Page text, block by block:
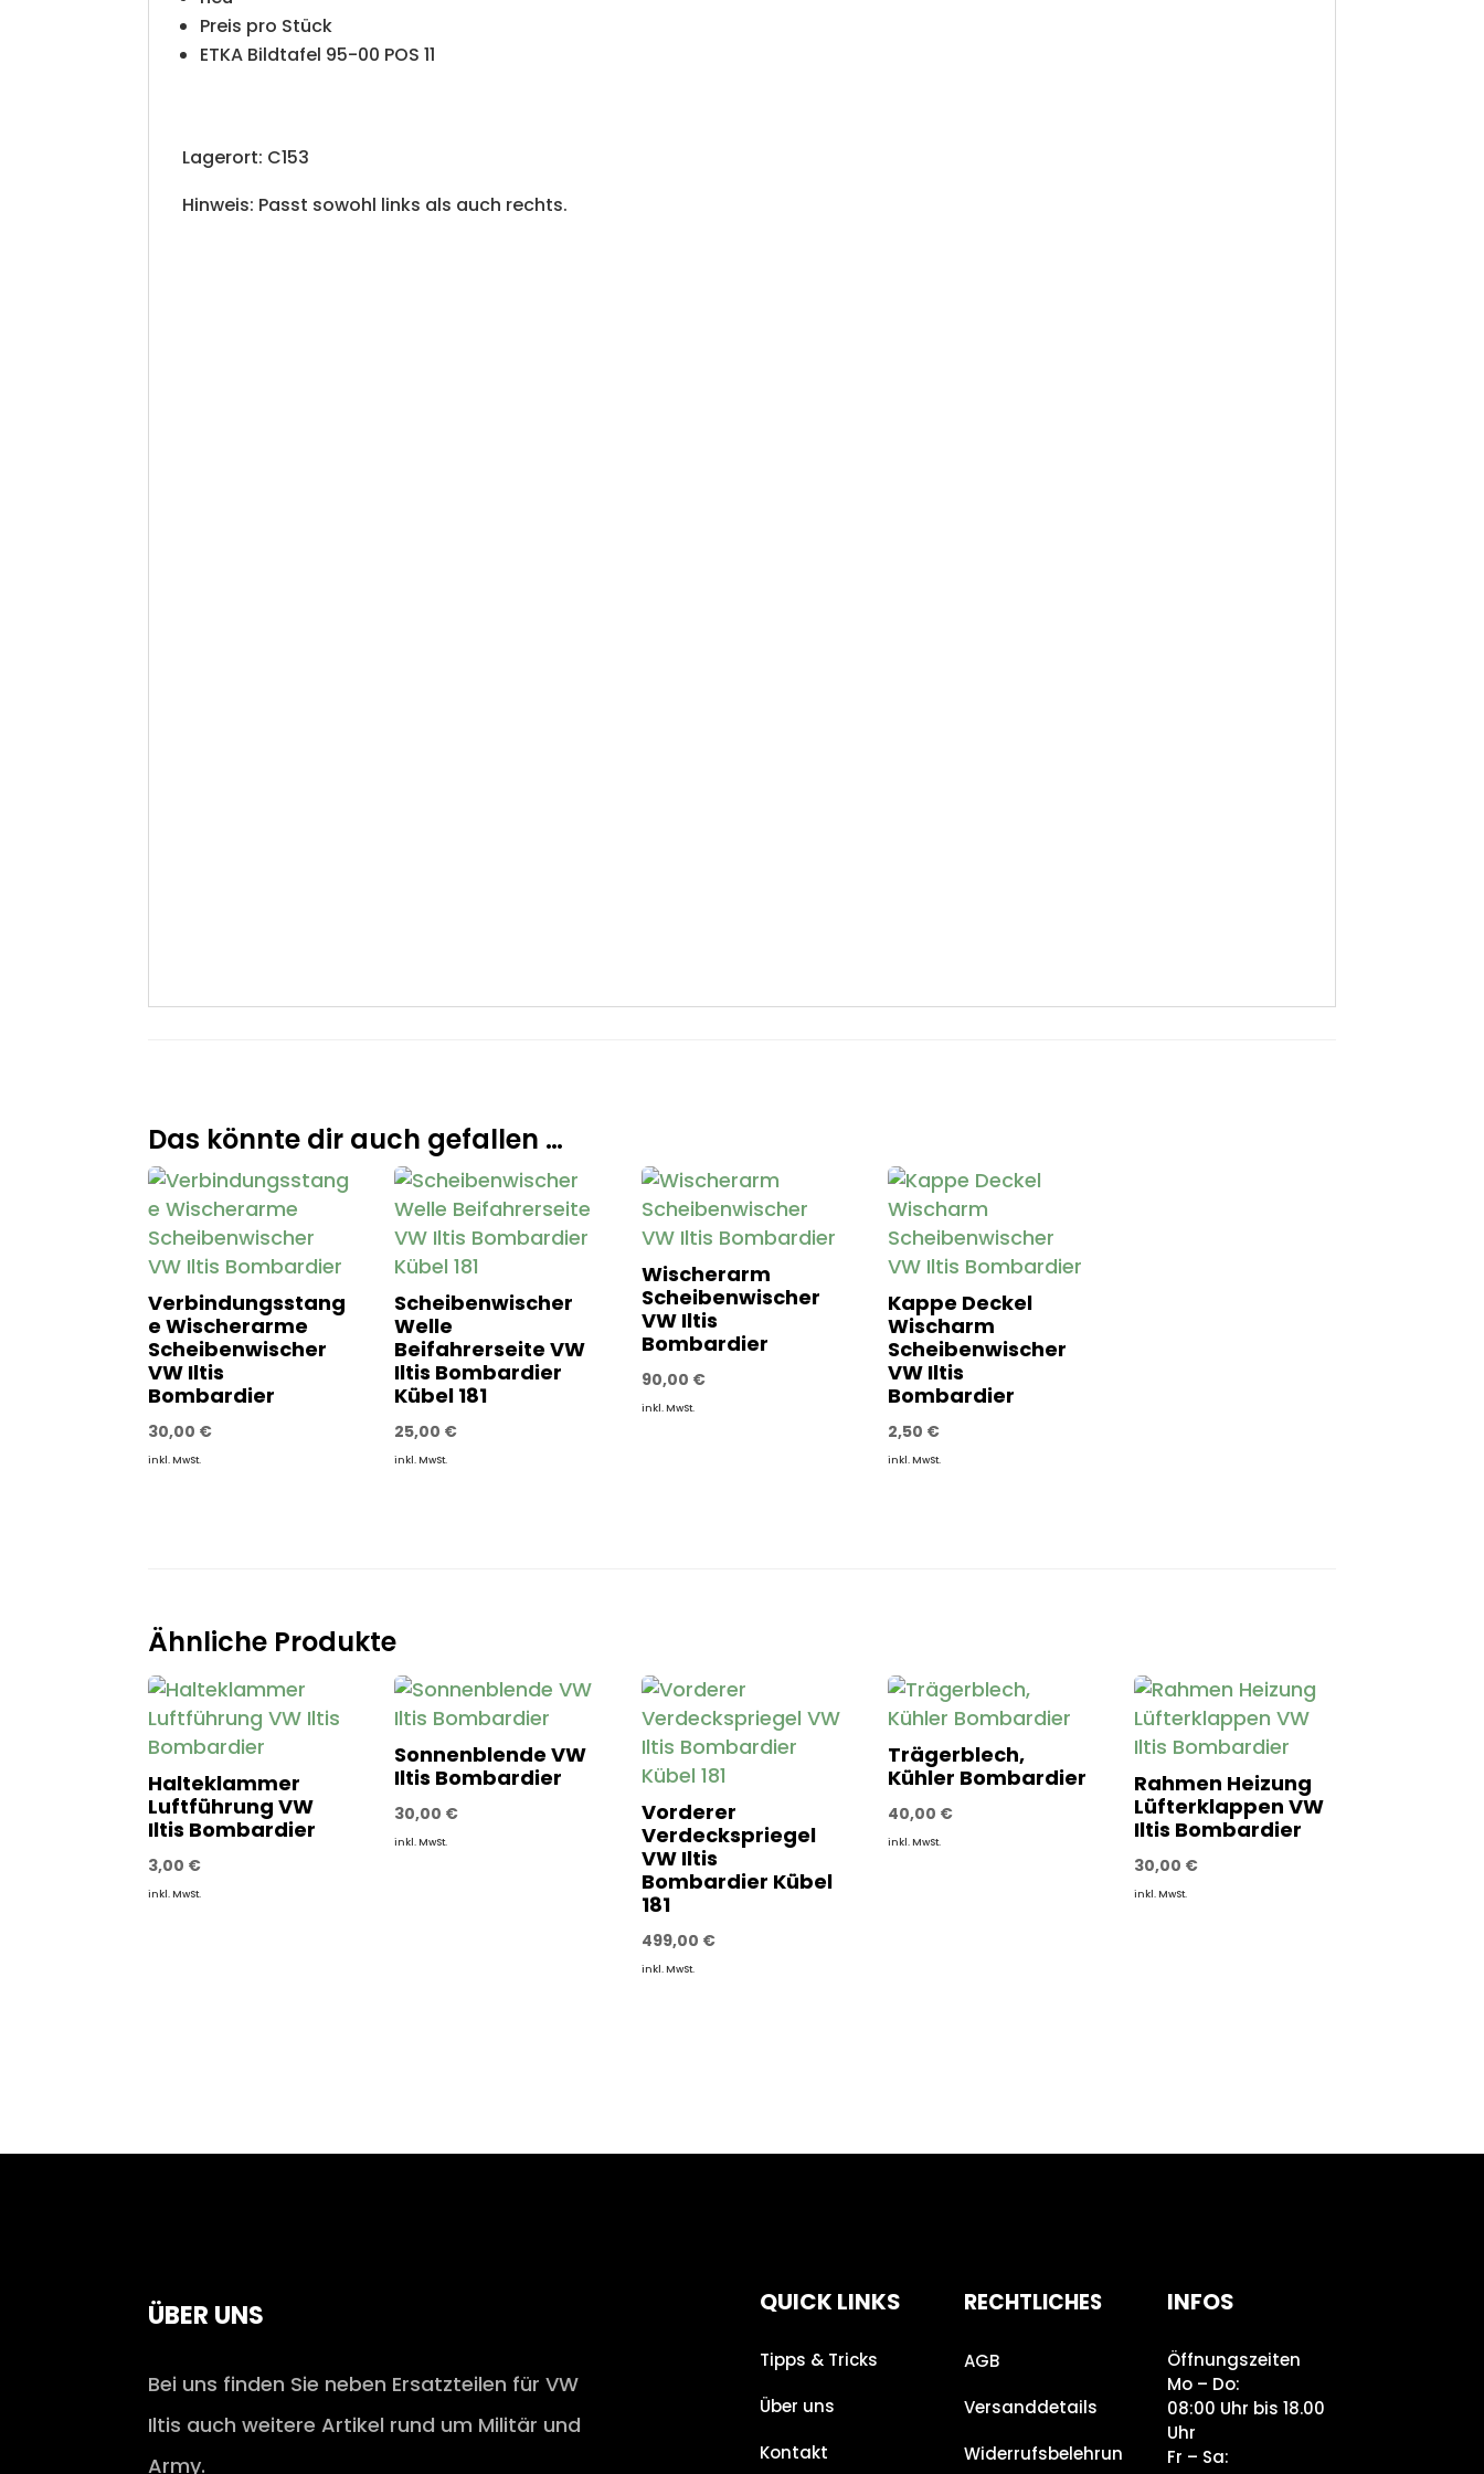
Preis pro Stück
ETKA Bildtafel 95-00 POS 11
Lagerort: C153
Hinweis: Passt sowohl links als auch rechts.
Das könnte dir auch gefallen …
Verbindungsstang
e Wischerarme
Scheibenwischer
VW Iltis
Bombardier
30,00 €
inkl. MwSt.
Scheibenwischer
Welle
Beifahrerseite VW
Iltis Bombardier
Kübel 181
25,00 €
inkl. MwSt.
Wischerarm
Scheibenwischer
VW Iltis
Bombardier
90,00 €
inkl. MwSt.
Kappe Deckel
Wischarm
Scheibenwischer
VW Iltis
Bombardier
2,50 €
inkl. MwSt.
Ähnliche Produkte
Halteklammer
Luftführung VW
Iltis Bombardier
3,00 €
inkl. MwSt.
Sonnenblende VW
Iltis Bombardier
30,00 €
inkl. MwSt.
Vorderer
Verdeckspriegel
VW Iltis
Bombardier Kübel
181
499,00 €
inkl. MwSt.
Trägerblech,
Kühler Bombardier
40,00 €
inkl. MwSt.
Rahmen Heizung
Lüfterklappen VW
Iltis Bombardier
30,00 €
inkl. MwSt.
ÜBER UNS
Bei uns finden Sie neben Ersatzteilen für VW
Iltis auch weitere Artikel rund um Militär und
Army.
QUICK LINKS
Tipps & Tricks
Über uns
Kontakt
RECHTLICHES
AGB
Versanddetails
Widerrufsbelehrun
INFOS
Öffnungszeiten
Mo – Do:
08:00 Uhr bis 18.00
Uhr
Fr – Sa: